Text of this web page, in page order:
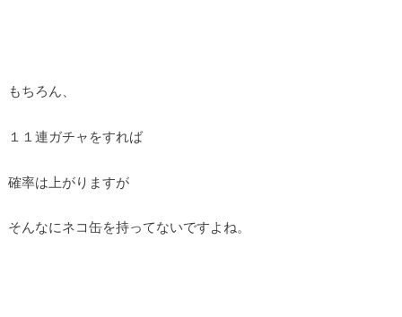
もちろん、
１１連ガチャをすれば
確率は上がりますが
そんなにネコ缶を持ってないですよね。